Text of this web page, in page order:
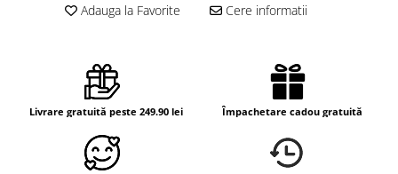
Adauga la Favorite Cere informatii
Livrare gratuită peste 249.90 lei Împachetare cadou gratuită